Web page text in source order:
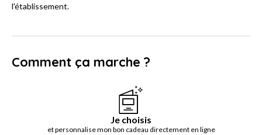
l'établissement.
Comment ça marche ?
Je choisis
et personnalise mon bon cadeau directement en ligne